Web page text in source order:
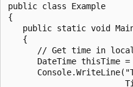
public class Example
{
public static void
   {
// Get time in
DateTime thisTime =